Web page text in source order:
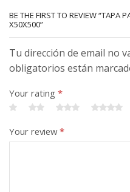
BE THE FIRST TO REVIEW “TAPA
X50X500”
Tu dirección de email no
obligatorios están
Your rating *
Your review*